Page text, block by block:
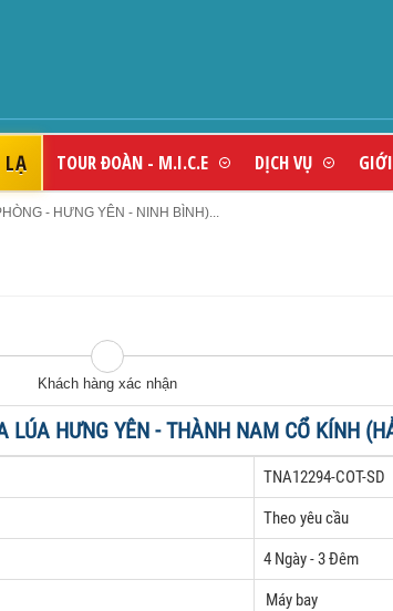
TOUR ĐOÀN - M.I.C.E DỊCH VỤ
- HƯNG YÊN - NINH BÌNH)...
Khách hàng xác nhận
LÚA HƯNG YÊN - THÀNH NAM CỔ KÍNH
TNA12294-COT-SD
Theo yêu cầu
4 Ngày - 3 Đêm
Máy bay